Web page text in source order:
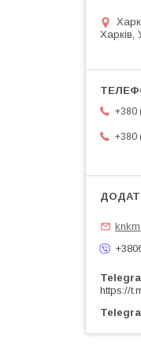
Харків,
+380
+380
https://